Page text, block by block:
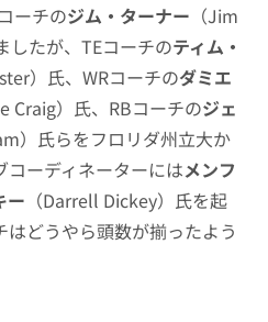
ーチのジム・ターナー （Jim
たが、TEコーチのティム・
）氏、WRコーチのダミエ
Craig）氏、RBコーチのジェ
）氏らをフロリダ州立大か
コーディネーターにはメンフ
ー （Darrell Dickey）氏を起
どうやら頭数が揃ったよう